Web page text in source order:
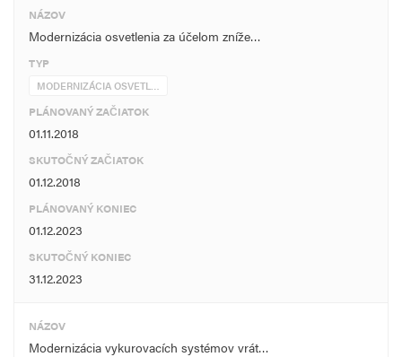
NÁZOV
Modernizácia osvetlenia za účelom zníže…
TYP
MODERNIZÁCIA OSVETL…
PLÁNOVANÝ ZAČIATOK
01.11.2018
SKUTOČNÝ ZAČIATOK
01.12.2018
PLÁNOVANÝ KONIEC
01.12.2023
SKUTOČNÝ KONIEC
31.12.2023
NÁZOV
Modernizácia vykurovacích systémov vrát…